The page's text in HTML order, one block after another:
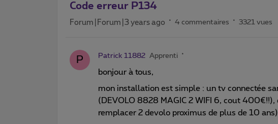
Code erreur P134
Forum|Forum|3 years ago 4 commentaires 3321 vues
P Patrick 11882 Apprenti
bonjour à tous,
mon installation est simple : un tv connectée
(DEVOLO 8828 MAGIC 2 WIFI 6, cout 400€!!),
remplacer 2 devolo proximus de plus de 10 ans)